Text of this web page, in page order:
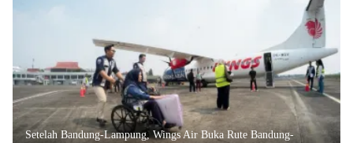
Setelah Bandung-Lampung, Wings Air Buka Rute Bandung-